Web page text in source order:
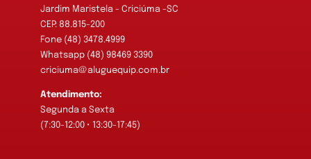
Jardim Maristela - Criciúma -SC
CEP: 88.815-200
Fone (48) 3478.4999
Whatsapp (48) 98469 3390
criciuma@aluguequip.com.br
Atendimento:
Segunda a Sexta
(7:30-12:00 • 13:30-17:45)